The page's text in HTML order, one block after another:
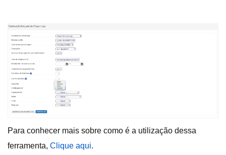
Para conhecer mais sobre como é a utilização dessa
ferramenta, Clique aqui.